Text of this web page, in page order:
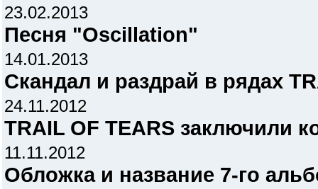
23.02.2013
Песня "Oscillation"
14.01.2013
Скандал и раздрай в рядах
24.11.2012
TRAIL OF TEARS заключили
11.11.2012
Обложка и название 7-го